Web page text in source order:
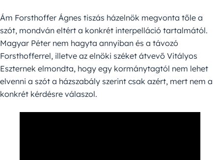
Ám Forsthoffer Ágnes tiszás házelnök megvonta tőle a
szót, mondván eltért a konkrét interpelláció tartalmától.
Magyar Péter nem hagyta annyiban és a távozó
Forsthofferrel, illetve az elnöki széket átvevő Vitályos
Eszternek elmondta, hogy egy kormánytagtól nem lehet
elvenni a szót a házszabály szerint csak azért, mert nem a
konkrét kérdésre válaszol.